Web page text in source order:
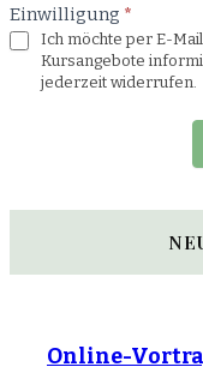
Einwilligung *
Ich möchte per E-
Kursangebote
jederzeit widerrufen.
Online-